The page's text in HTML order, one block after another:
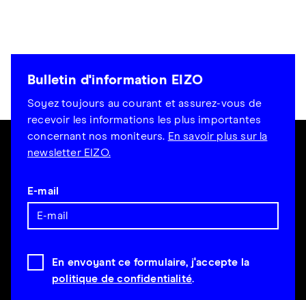
Bulletin d'information EIZO
Soyez toujours au courant et assurez-vous de
recevoir les informations les plus importantes
concernant nos moniteurs. En savoir plus sur la
newsletter EIZO.
E-mail
En envoyant ce formulaire, j'accepte la
politique de confidentialité.